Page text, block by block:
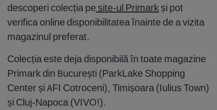
descoperi colecția pe site-ul Primark și pot
verifica online disponibilitatea înainte de a vizita
magazinul preferat.
Colecția este deja disponibilă în toate magazine
Primark din București (ParkLake Shopping
Center și AFI Cotroceni), Timișoara (Iulius Town)
și Cluj-Napoca (VIVO!).